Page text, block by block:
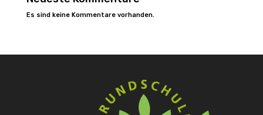
Es sind keine Kommentare vorhanden.